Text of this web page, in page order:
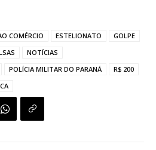
COMÉRCIO ESTELIONATO
GOLPE
NOTÍCIAS
POLÍCIA MILITAR DO PARANÁ
R$ 200